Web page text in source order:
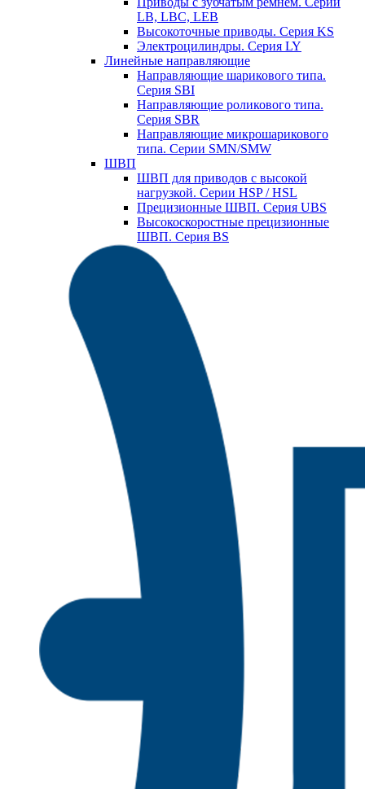
LB, LBC, LEB
Высокоточные приводы. Серия KS
Электроцилиндры. Серия LY
Линейные направляющие
Направляющие шарикового типа.
Серия SBI
Направляющие роликового типа.
Серия SBR
Направляющие микрошарикового
типа. Серии SMN/SMW
ШВП
ШВП для приводов с высокой
нагрузкой. Серии HSP / HSL
Прецизионные ШВП. Серия UBS
Высокоскоростные прецизионные
ШВП. Серия BS